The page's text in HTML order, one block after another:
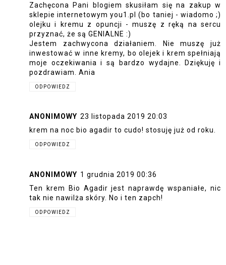
Zachęcona Pani blogiem skusiłam się na zakup w
sklepie internetowym you1.pl (bo taniej - wiadomo ;)
olejku i kremu z opuncji - muszę z ręką na sercu
przyznać, że są GENIALNE :)
Jestem zachwycona działaniem. Nie muszę już
inwestować w inne kremy, bo olejek i krem spełniają
moje oczekiwania i są bardzo wydajne. Dziękuję i
pozdrawiam. Ania
ODPOWIEDZ
ANONIMOWY 23 listopada 2019 20:03
krem na noc bio agadir to cudo! stosuję już od roku.
ODPOWIEDZ
ANONIMOWY 1 grudnia 2019 00:36
Ten krem Bio Agadir jest naprawdę wspaniałe, nic
tak nie nawilża skóry. No i ten zapch!
ODPOWIEDZ